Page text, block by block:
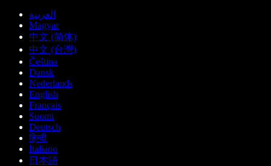
العربية
Magyar
中文 (简体)
中文 (台灣)
Čeština
Dansk
Nederlands
English
Français
Suomi
Deutsch
हिन्दी
Italiano
日本語